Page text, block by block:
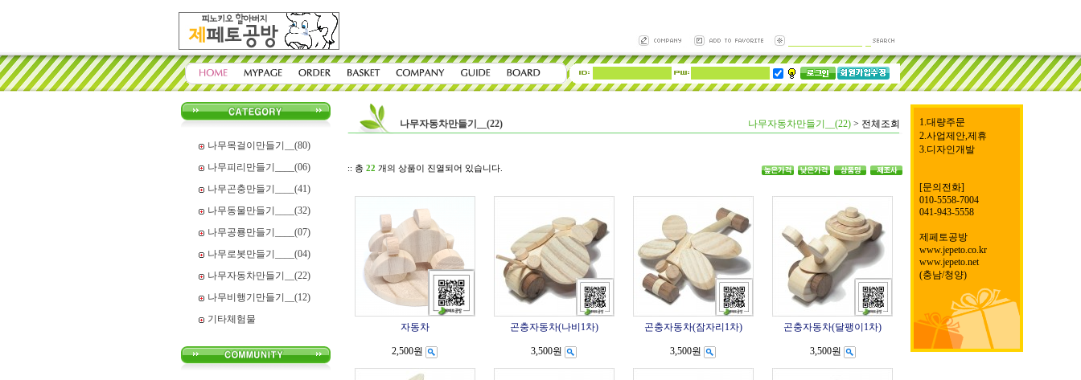
나무목걸이만들기__(80)
나무피리만들기____(06)
나무곤충만들기____(41)
나무동물만들기____(32)
나무공룡만들기____(07)
나무로봇만들기____(04)
나무자동차만들기__(22)
나무비행기만들기__(12)
기타체험물
나무자동차만들기__(22) 나무자동차만들기__(22) > 전체조회
:: 총 22 개의 상품이 진열되어 있습니다.
자동차
2,500원
곤충자동차(나비1차)
3,500원
곤충자동차(잠자리1차)
3,500원
곤충자동차(달팽이1차)
3,500원
1.대량주문
2.사업제안,제휴
3.디자인개발
[문의전화]
010-5558-7004
041-943-5558
제페토공방
www.jepeto.co.kr
www.jepeto.net
(충남/청양)